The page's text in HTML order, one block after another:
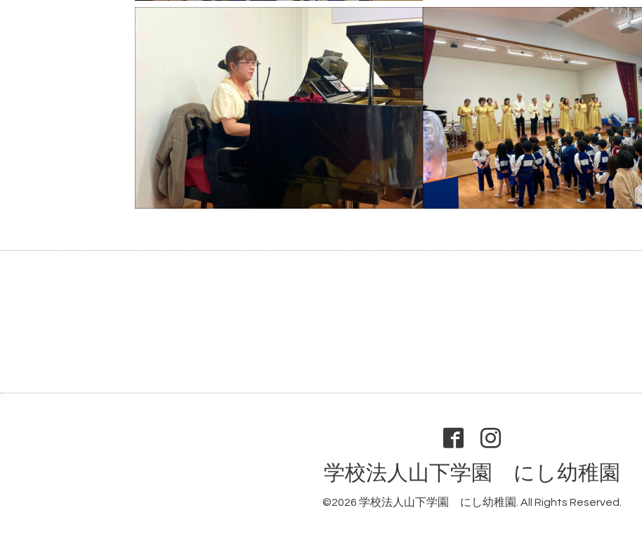
学校法人山下学園 にし幼稚園
©2026 学校法人山下学園 にし幼稚園 . All Rights Reserved.